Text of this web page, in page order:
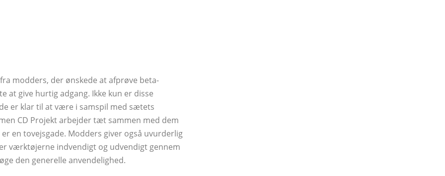
modders, der ønskede at afprøve beta-
at give hurtig adgang. Ikke kun er disse
er klar til at være i samspil med sætets
CD Projekt arbejder tæt sammen med dem
en tovejsgade. Modders giver også uvurderlig
værktøjerne indvendigt og udvendigt gennem
den generelle anvendelighed.